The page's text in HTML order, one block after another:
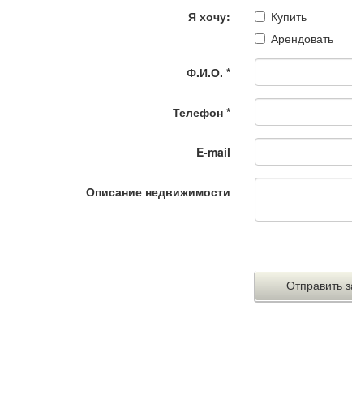
Я хочу:
Купить
Арендовать
Ф.И.О. *
Телефон *
E-mail
Описание недвижимости